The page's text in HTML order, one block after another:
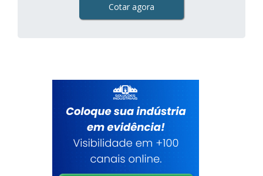
Cotar agora